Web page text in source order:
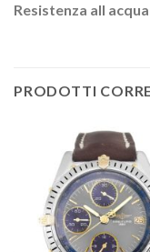
Resistenza all acqua
PRODOTTI